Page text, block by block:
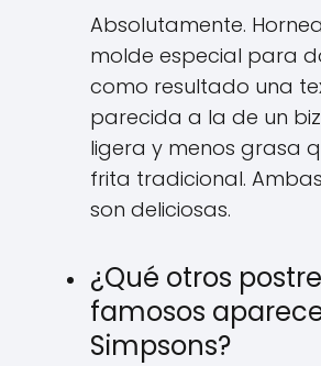
Absolutamente.
molde especial para
como resultado una
parecida a la de un
ligera y menos grasa
frita tradicional.
son deliciosas.
¿Qué otros
famosos
Simpsons?